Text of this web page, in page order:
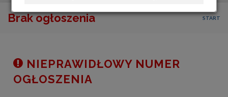
Brak ogłoszenia START
NIEPRAWIDŁOWY NUMER
OGŁOSZENIA